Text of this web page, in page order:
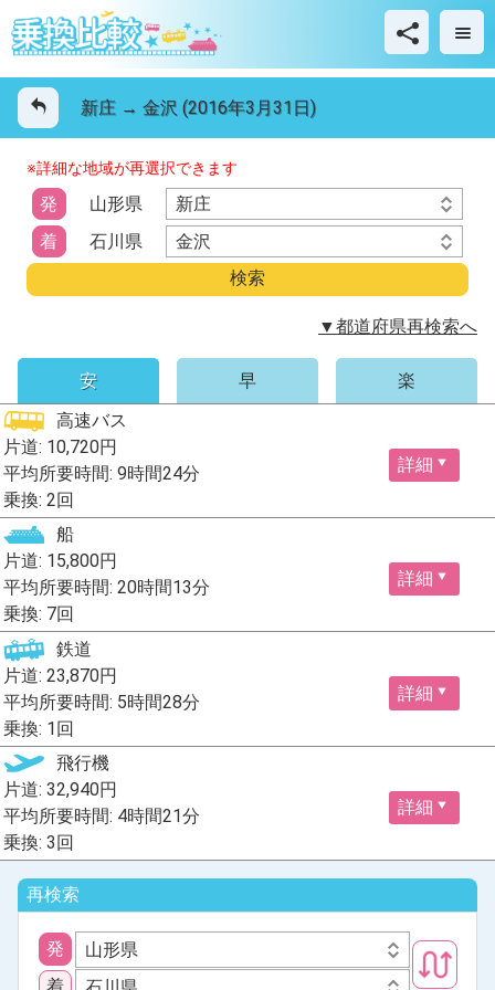
新庄 → 金沢 (2016年3月31日)
※詳細な地域が再選択できます
発 山形県
新庄
着
石川県 金沢
▼都道府県再検索へ
安 早
楽
高速バス
片道: 10,720円
平均所要時間: 9時間24分
乗換: 2回
詳細
船
片道: 15,800円
平均所要時間: 20時間13分
乗換: 7回
詳細
鉄道
片道: 23,870円
平均所要時間: 5時間28分
乗換: 1回
詳細
飛行機
片道: 32,940円
平均所要時間: 4時間21分
乗換: 3回
詳細
再検索
発
山形県